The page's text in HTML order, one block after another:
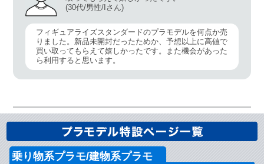
(30代/男性/Iさん)
フィギュアライズスタンダードのプラモデルを何点か売
りました。新品未開封だったためか、予想以上に高値で
買い取ってもらえて嬉しかったです。また機会があった
ら利用すると思います。
乗り物系プラモ/建物系プラモ